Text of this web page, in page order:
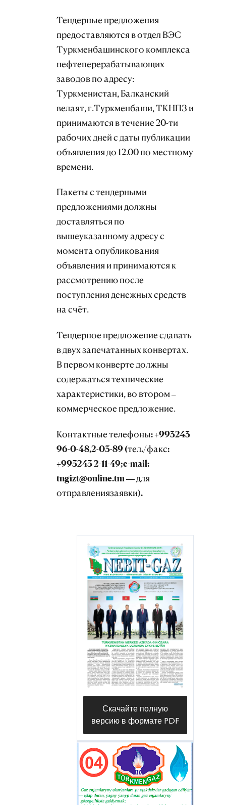
Тендерные предложения
предоставляются в отдел ВЭС
Туркменбашинского комплекса
нефтеперерабатывающих
заводов по адресу:
Туркменистан, Балканский
велаят, г.Туркменбаши, ТКНПЗ и
принимаются в течение 20-ти
рабочих дней с даты публикации
объявления до 12.00 по местному
времени.
Пакеты с тендерными
предложениями должны
доставляться по
вышеуказанному адресу с
момента опубликования
объявления и принимаются к
рассмотрению после
поступления денежных средств
на счёт.
Тендерное предложение сдавать
в двух запечатанных конвертах.
В первом конверте должны
содержаться технические
характеристики, во втором –
коммерческое предложение.
Контактные телефоны: +993243
96-0-48,2-03-89 (тел./факс:
+993243 2-11-49;e-mail:
tngizt@online.tm — для
отправлениязаявки).
Скачайте полную
версию в формате PDF